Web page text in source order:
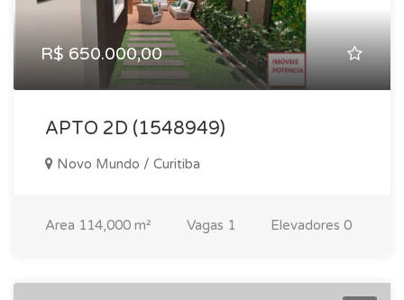
R$ 650.000,00
APTO 2D (1548949)
Novo Mundo / Curitiba
Area 114,000 m² Vagas 1 Elevadores 0